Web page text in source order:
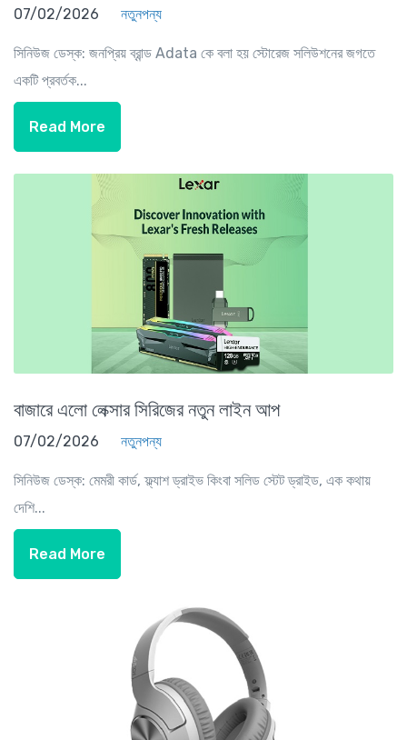
07/02/2026 নতুনপন্য
সিনিউজ ডেস্ক: জনপ্রিয় ব্রান্ড Adata কে বলা হয় স্টোরেজ সলিউশনের জগতে
একটি প্রবর্তক...
Read More
বাজারে এলো লেক্সার সিরিজের নতুন লাইন আপ
07/02/2026 নতুনপন্য
সিনিউজ ডেস্ক: মেমরী কার্ড, ফ্ল্যাশ ড্রাইভ কিংবা সলিড স্টেট ড্রাইড, এক কথায়
দেশি...
Read More